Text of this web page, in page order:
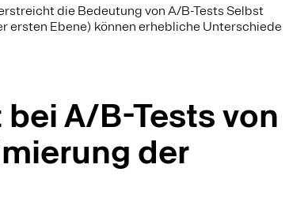
die Bedeutung von A/B-Tests Selbst
ersten Ebene) können erhebliche Unterschiede
A/B-Tests von
der